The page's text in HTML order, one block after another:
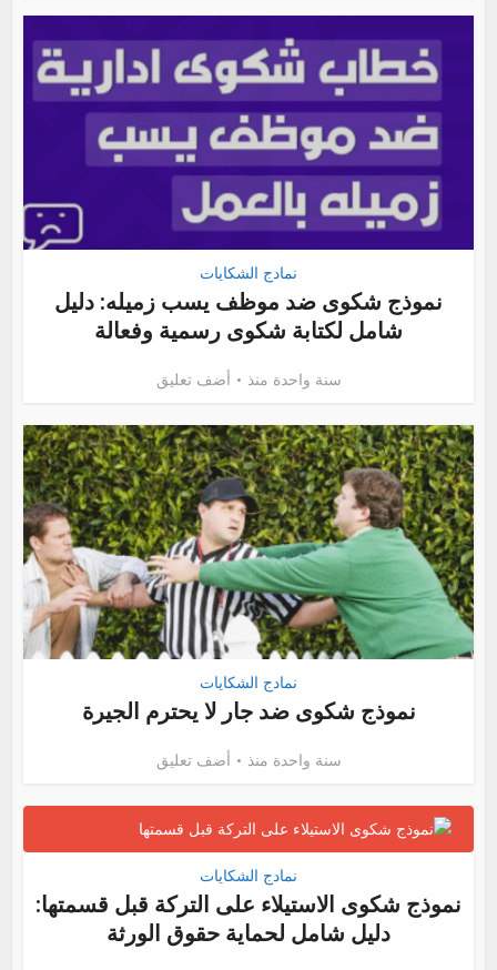
نمادج الشكايات
نموذج شكوى ضد موظف يسب زميله: دليل
شامل لكتابة شكوى رسمية وفعالة
سنة واحدة منذ أضف تعليق
نمادج الشكايات
نموذج شكوى ضد جار لا يحترم الجيرة
سنة واحدة منذ أضف تعليق
نمادج الشكايات
نموذج شكوى الاستيلاء على التركة قبل قسمتها:
دليل شامل لحماية حقوق الورثة